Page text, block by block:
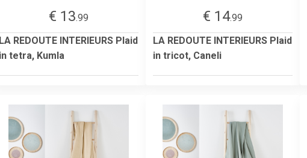
€ 13.99
LA REDOUTE INTERIEURS Plaid
in tetra, Kumla
€ 14.99
LA REDOUTE INTERIEURS Plaid
in tricot, Caneli